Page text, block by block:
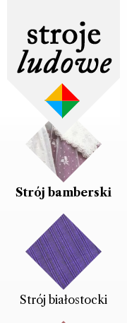
strój augustowski
Strój bamberski
Strój białostocki